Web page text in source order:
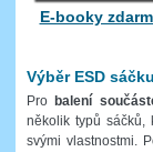
E-booky
Výběr ESD sáčku
Pro balení
několik typů sáčků,
svými vlastnostmi.